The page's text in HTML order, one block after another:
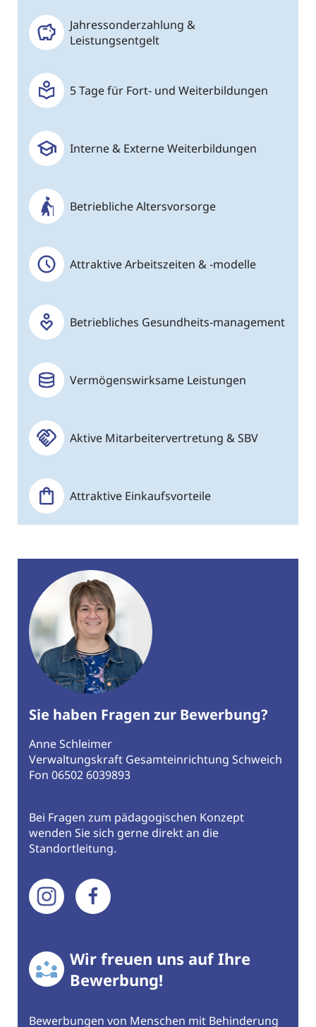
Jahressonderzahlung &
Leistungsentgelt
5 Tage für Fort- und Weiterbildungen
Interne & Externe Weiterbildungen
Betriebliche Altersvorsorge
Attraktive Arbeitszeiten & -modelle
Betriebliches Gesundheits-management
Vermögenswirksame Leistungen
Aktive Mitarbeitervertretung & SBV
Attraktive Einkaufsvorteile
Sie haben Fragen zur Bewerbung?
Anne Schleimer
Verwaltungskraft Gesamteinrichtung Schweich
Fon 06502 6039893
Bei Fragen zum pädagogischen Konzept
wenden Sie sich gerne direkt an die
Standortleitung.
Wir freuen uns auf Ihre
Bewerbung!
Bewerbungen von Menschen mit Behinderung